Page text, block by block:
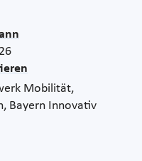
Mobilität,
Bayern Innovativ